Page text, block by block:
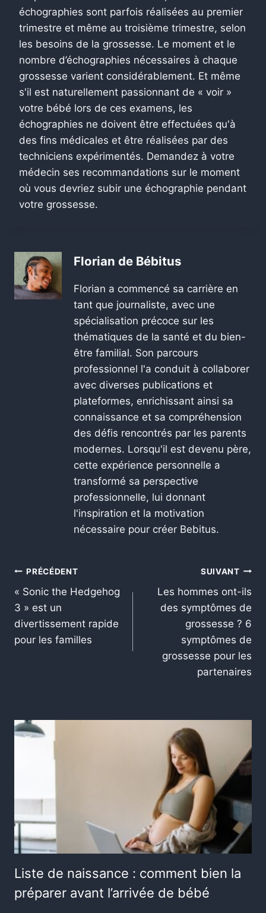
échographies sont parfois réalisées au premier
trimestre et même au troisième trimestre, selon
les besoins de la grossesse. Le moment et le
nombre d’échographies nécessaires à chaque
grossesse varient considérablement. Et même
s'il est naturellement passionnant de « voir »
votre bébé lors de ces examens, les
échographies ne doivent être effectuées qu'à
des fins médicales et être réalisées par des
techniciens expérimentés. Demandez à votre
médecin ses recommandations sur le moment
où vous devriez subir une échographie pendant
votre grossesse.
Florian de Bébitus
Florian a commencé sa carrière en
tant que journaliste, avec une
spécialisation précoce sur les
thématiques de la santé et du bien-
être familial. Son parcours
professionnel l'a conduit à collaborer
avec diverses publications et
plateformes, enrichissant ainsi sa
connaissance et sa compréhension
des défis rencontrés par les parents
modernes. Lorsqu'il est devenu père,
cette expérience personnelle a
transformé sa perspective
professionnelle, lui donnant
l'inspiration et la motivation
nécessaire pour créer Bebitus.
PRÉCÉDENT
« Sonic the Hedgehog
3 » est un
divertissement rapide
pour les familles
SUIVANT
Les hommes ont-ils
des symptômes de
grossesse ? 6
symptômes de
grossesse pour les
partenaires
Liste de naissance : comment bien la
préparer avant l’arrivée de bébé